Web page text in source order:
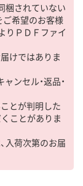
梱されていない
ご希望のお客様
りＰＤＦファイ
けではありま
ンセル・返品・
とが判明した
ことがありま
入荷次第のお届